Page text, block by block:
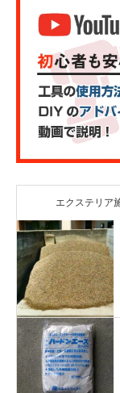
エクステリア